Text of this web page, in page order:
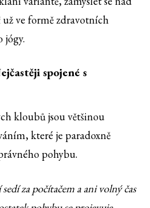
ve formě zdravotních
jógy.
spojené s
kloubů jsou většinou
které je paradoxně
pohybu.
za počítačem a ani volný čas